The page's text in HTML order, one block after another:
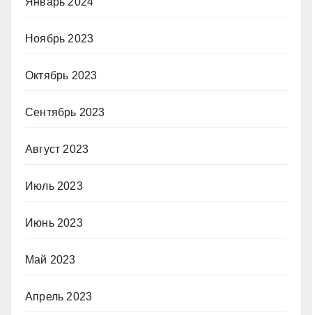
Ноябрь 2023
Октябрь 2023
Сентябрь 2023
Август 2023
Июль 2023
Июнь 2023
Май 2023
Апрель 2023